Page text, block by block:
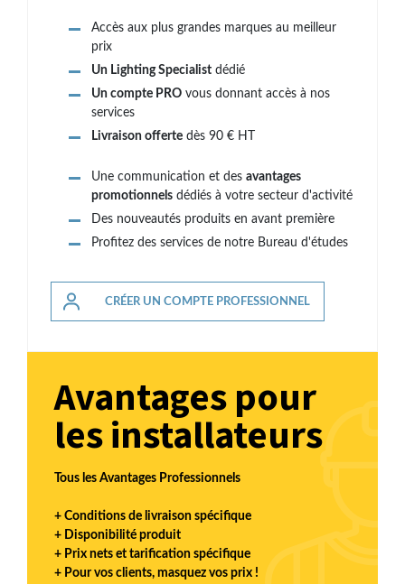
Accès aux plus grandes marques au meilleur
prix
Un Lighting Specialist dédié
Un compte PRO vous donnant accès à nos
services
Livraison offerte dès 90 € HT
Une communication et des avantages
promotionnels dédiés à votre secteur d'activité
Des nouveautés produits en avant première
Profitez des services de notre Bureau d'études
CRÉER UN COMPTE PROFESSIONNEL
Avantages pour
les installateurs
Tous les Avantages Professionnels
+ Conditions de livraison spécifique
+ Disponibilité produit
+ Prix nets et tarification spécifique
+ Pour vos clients, masquez vos prix !